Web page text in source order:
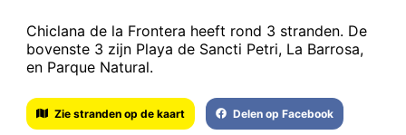
Chiclana de la Frontera heeft rond 3 stranden. De
bovenste 3 zijn Playa de Sancti Petri, La Barrosa,
en Parque Natural.
Zie stranden op de kaart Delen op Facebook